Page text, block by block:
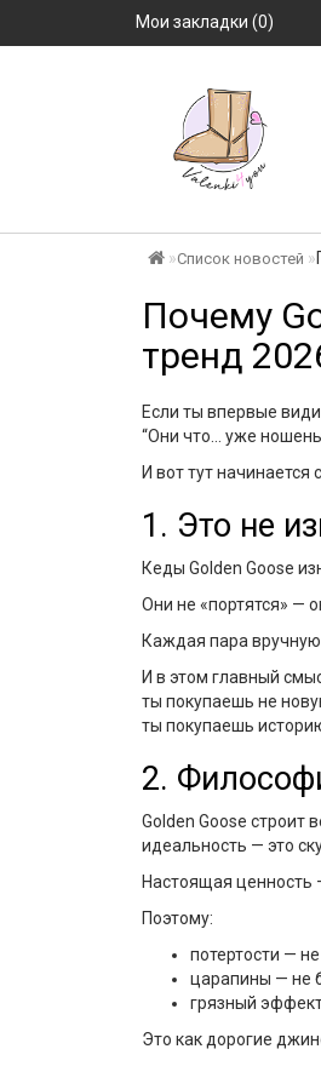
Мои закладки (0)
Список новостей
Почему
тренд
Если ты впервые
“Они что… уже
И вот тут начинается
1. Это не
Кеды Golden Goose
Они не «портятся» —
Каждая пара вручную
И в этом главный
ты покупаешь не
ты покупаешь
2.
Golden Goose строит
идеальность — это
Настоящая ценность
Поэтому:
потертости —
царапины — не
грязный
Это как дорогие